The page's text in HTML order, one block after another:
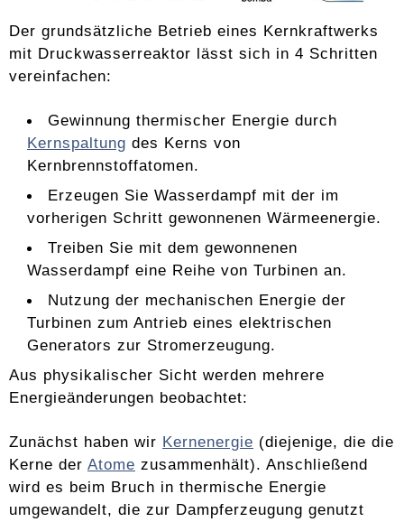
Der grundsätzliche Betrieb eines Kernkraftwerks
mit Druckwasserreaktor lässt sich in 4 Schritten
vereinfachen:
Gewinnung thermischer Energie durch
Kernspaltung des Kerns von
Kernbrennstoffatomen.
Erzeugen Sie Wasserdampf mit der im
vorherigen Schritt gewonnenen Wärmeenergie.
Treiben Sie mit dem gewonnenen
Wasserdampf eine Reihe von Turbinen an.
Nutzung der mechanischen Energie der
Turbinen zum Antrieb eines elektrischen
Generators zur Stromerzeugung.
Aus physikalischer Sicht werden mehrere
Energieänderungen beobachtet:
Zunächst haben wir Kernenergie (diejenige, die die
Kerne der Atome zusammenhält). Anschließend
wird es beim Bruch in thermische Energie
umgewandelt, die zur Dampferzeugung genutzt